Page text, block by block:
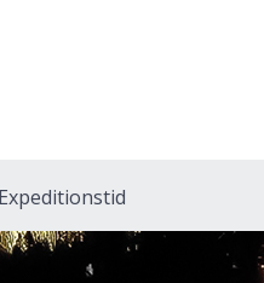
Expeditionstid